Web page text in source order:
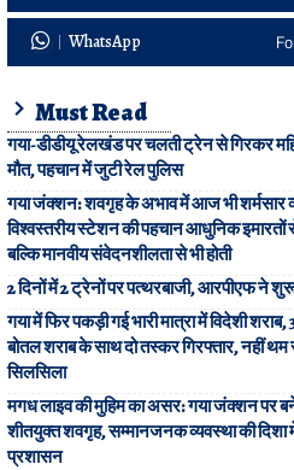
WhatsApp
Must Read
गया-डीडीयू रेलखंड पर चलती ट्रेन से गिरकर
मौत, पहचान में जुटी रेल पुलिस
गया जंक्शन: शवगृह के अभाव में आज भी शर्मसार
विश्वस्तरीय स्टेशन की पहचान आधुनिक इमारतों
बल्कि मानवीय संवेदनशीलता से भी होती
2 दिनों में 2 ट्रेनों पर पत्थरबाजी, आरपीएफ ने
गया में फिर पकड़ी गई भारी मात्रा में विदेशी शराब,
बोतल शराब के साथ दो तस्कर गिरफ्तार, नहीं थम
सिलसिला
मगध लाइव की मुहिम का असर: गया जंक्शन पर
शीतयुक्त शवगृह, सम्मानजनक व्यवस्था की दिशा
प्रशासन